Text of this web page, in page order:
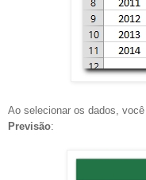
Ao selecionar os dados,
Previsão: